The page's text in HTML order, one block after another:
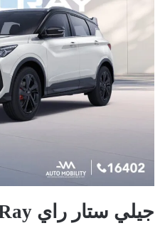
جيلي ستار راي StarRay